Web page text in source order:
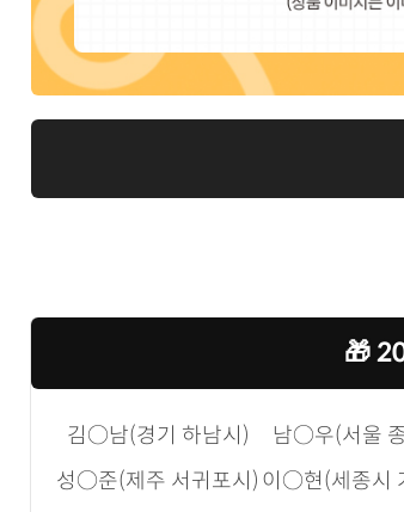
미래에셋증권웹진 3월호에 소개된 다
정답을 남겨 주시면 추첨을 통해 선물
건강, 밤보다 아침을 선호하는 2030
'○○○○○'에 들어갈 내용은 무엇일
미래에셋증권 웹진 3월호 '트렌드 인
이벤트 기간: 2026년 3월 3일(화) ~
🎁
김○남(경기 하남시) 남○우(서울
성○준(제주 서귀포시) 이○현(세종시